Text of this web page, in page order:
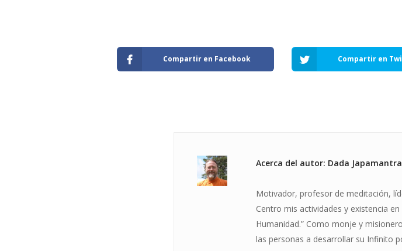
Compartir en Facebook Compartir en
Acerca del autor: Dada Japamantra
Motivador, profesor de meditación,
Centro mis actividades y existencia
Humanidad.” Como monje y
las personas a desarrollar su Infinito